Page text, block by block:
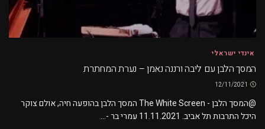
אינדי ישראלי
המסך הלבן עם ליבה ורננה נאמן – נערת המחתרת
@המסך הלבן - The White Screen המסך הלבן בהופעה חיה, אולם צוקר
היכל התרבות תל אביב. 11.11.2021 עמרי בר -...